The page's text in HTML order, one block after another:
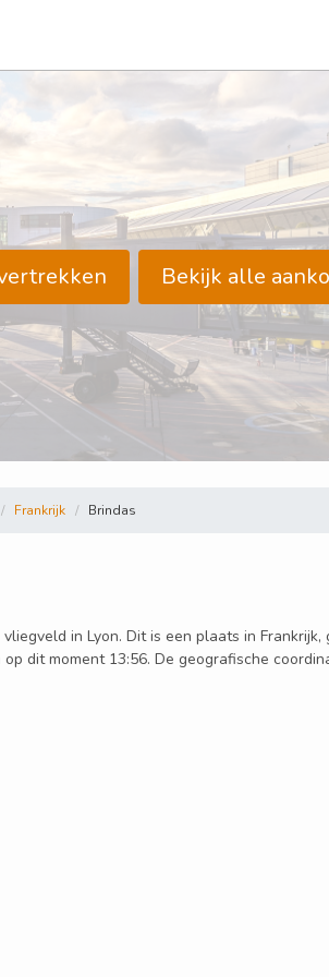
Bekijk alle
Frankrijk Brindas
in Lyon. Dit is een plaats in
dit moment 13:56. De geografische